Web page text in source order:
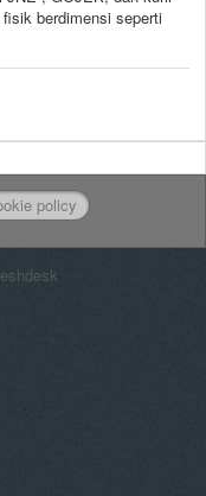
berdimensi seperti
policy